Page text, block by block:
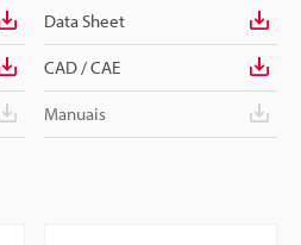
Data Sheet
CAD / CAE
Manuais